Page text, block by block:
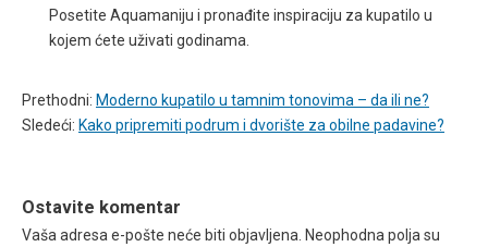
Posetite Aquamaniju i pronađite inspiraciju za kupatilo u
kojem ćete uživati godinama.
KretanjeModerno kupatilo u tamnim tonovima – da ili ne?
Kako pripremiti podrum i dvorište za obilne padavine?
Ostavite komentar
Vaša adresa e-pošte neće biti objavljena. Neophodna polja su